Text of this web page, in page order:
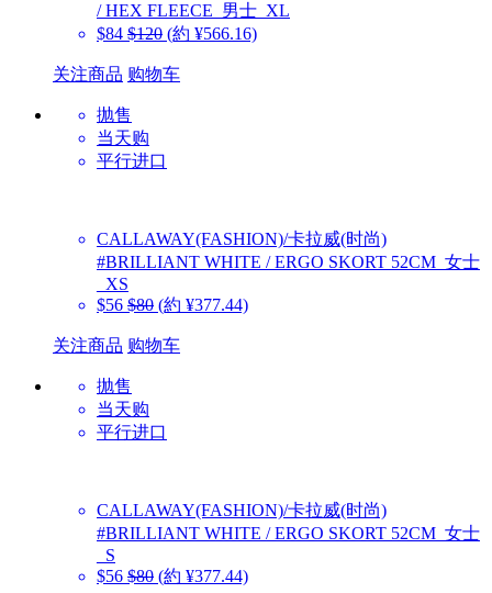
/ HEX FLEECE_男士_XL
$84 $120 (約 ¥566.16)
关注商品 购物车
抛售
当天购
平行进口
CALLAWAY(FASHION)/卡拉威(时尚)
#BRILLIANT WHITE / ERGO SKORT 52CM_女士
_XS
$56 $80 (約 ¥377.44)
关注商品 购物车
抛售
当天购
平行进口
CALLAWAY(FASHION)/卡拉威(时尚)
#BRILLIANT WHITE / ERGO SKORT 52CM_女士
_S
$56 $80 (約 ¥377.44)